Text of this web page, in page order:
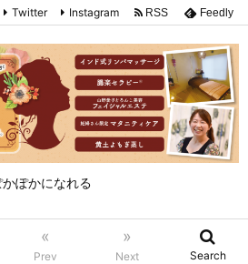
ぽかになれる
«
Prev
»
Next Search
Twitter Instagram RSS Feedly